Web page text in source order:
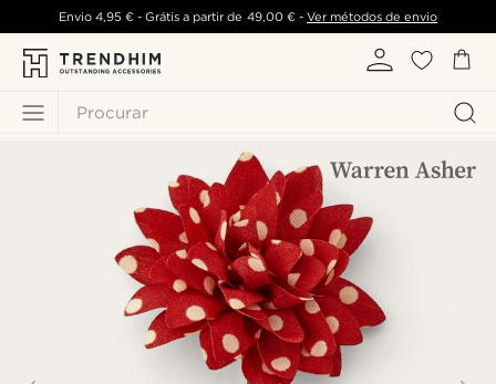
Procurar
Envio 4,95 €- Grátis a partir de 49,00 €- Ver métodos de envio